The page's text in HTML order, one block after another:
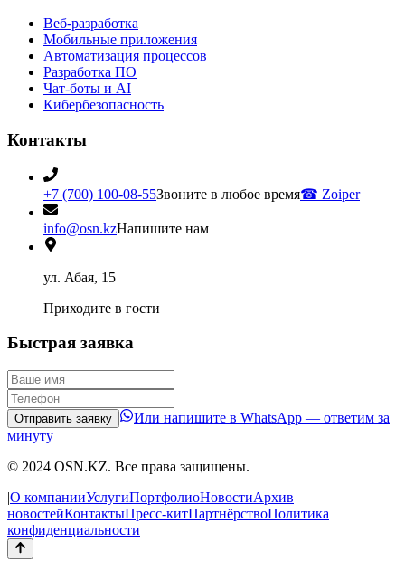
Веб-разработка
Мобильные приложения
Автоматизация процессов
Разработка ПО
Чат-боты и AI
Кибербезопасность
Контакты
+7 (700) 100-08-55Звоните в любое время☎ Zoiper
info@osn.kzНапишите нам
ул. Абая, 15
Приходите в гости
Быстрая заявка
Отправить заявку
Или напишите в WhatsApp — ответим за
минуту
© 2024 OSN.KZ. Все права защищены.
|О компанииУслугиПортфолиоНовостиАрхив
новостейКонтактыПресс-китПартнёрствоПолитика
конфиденциальности